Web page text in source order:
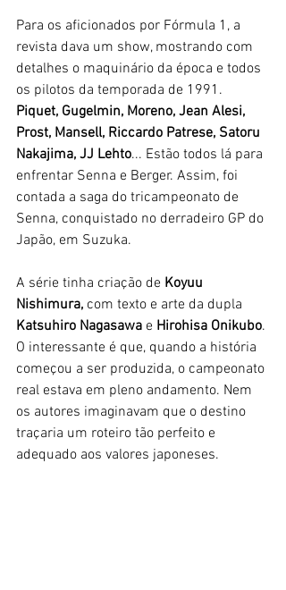
Para os aficionados por Fórmula 1, a
revista dava um show, mostrando com
detalhes o maquinário da época e todos
os pilotos da temporada de 1991.
Piquet, Gugelmin, Moreno, Jean Alesi,
Prost, Mansell, Riccardo Patrese, Satoru
Nakajima, JJ Lehto... Estão todos lá para
enfrentar Senna e Berger. Assim, foi
contada a saga do tricampeonato de
Senna, conquistado no derradeiro GP do
Japão, em Suzuka.
A série tinha criação de Koyuu
Nishimura, com texto e arte da dupla
Katsuhiro Nagasawa e Hirohisa Onikubo.
O interessante é que, quando a história
começou a ser produzida, o campeonato
real estava em pleno andamento. Nem
os autores imaginavam que o destino
traçaria um roteiro tão perfeito e
adequado aos valores japoneses.